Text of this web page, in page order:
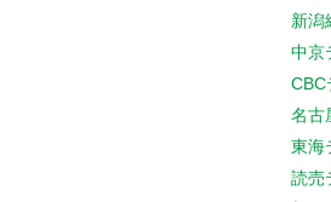
新潟
中京
CBC
名古
東海
読売